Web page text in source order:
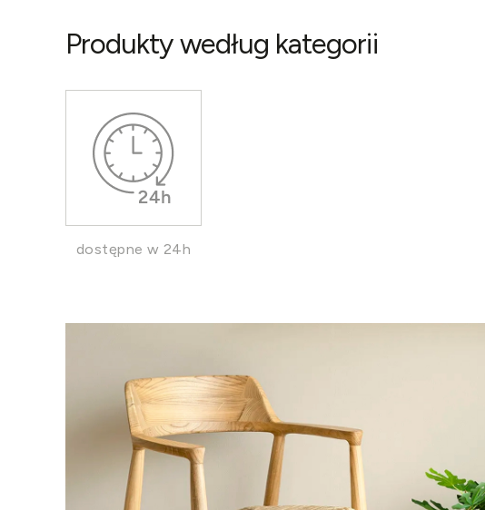
Produkty według kategorii
dostępne w 24h